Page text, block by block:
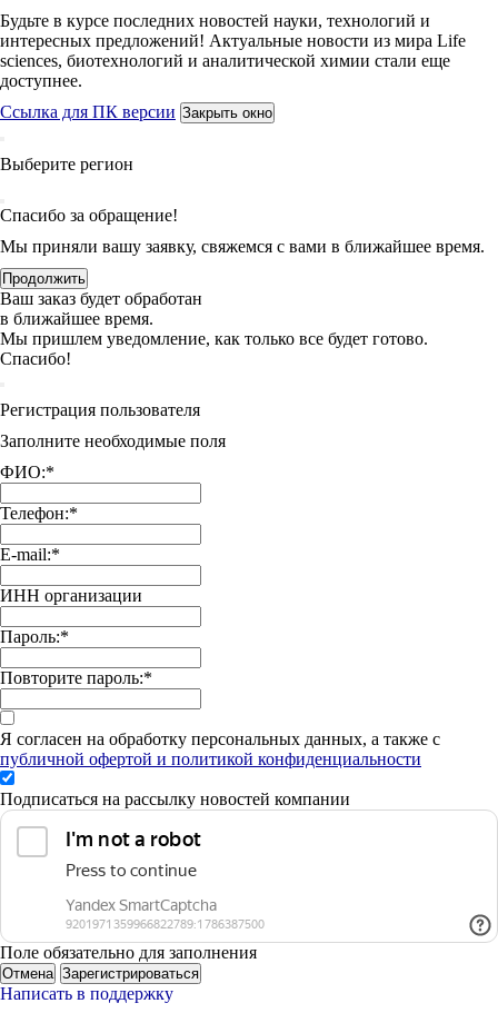
Будьте в курсе последних новостей науки, технологий и
интересных предложений! Актуальные новости из мира Life
sciences, биотехнологий и аналитической химии стали еще
доступнее.
Ссылка для ПК версии Закрыть окно
Выберите регион
Спасибо за обращение!
Мы приняли вашу заявку, свяжемся с вами в ближайшее время.
Продолжить
Ваш заказ будет обработан
в ближайшее время.
Мы пришлем уведомление, как только все будет готово.
Спасибо!
Регистрация пользователя
Заполните необходимые поля
ФИО:*
Телефон:*
E-mail:*
ИНН организации
Пароль:*
Повторите пароль:*
Я согласен на обработку персональных данных, а также с
публичной офертой и политикой конфиденциальности
Подписаться на рассылку новостей компании
Поле обязательно для заполнения
Отмена Зарегистрироваться
Написать в поддержку